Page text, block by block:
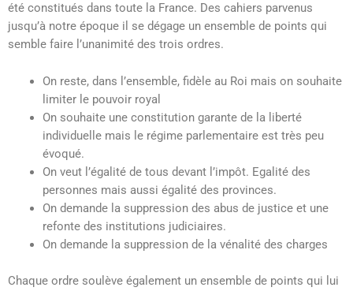
été constitués dans toute la France. Des cahiers parvenus
jusqu’à notre époque il se dégage un ensemble de points qui
semble faire l’unanimité des trois ordres.
On reste, dans l’ensemble, fidèle au Roi mais on souhaite
limiter le pouvoir royal
On souhaite une constitution garante de la liberté
individuelle mais le régime parlementaire est très peu
évoqué.
On veut l’égalité de tous devant l’impôt. Egalité des
personnes mais aussi égalité des provinces.
On demande la suppression des abus de justice et une
refonte des institutions judiciaires.
On demande la suppression de la vénalité des charges
Chaque ordre soulève également un ensemble de points qui lui